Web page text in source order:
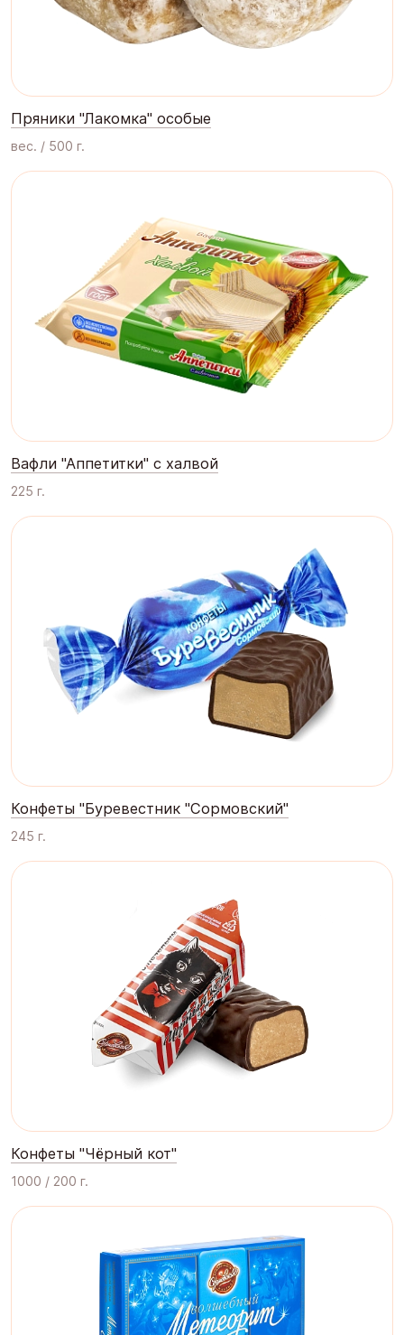
Пряники "Лакомка" особые
вес. / 500 г.
Вафли "Аппетитки" с халвой
225 г.
Конфеты "Буревестник "Сормовский"
245 г.
Конфеты "Чёрный кот"
1000 / 200 г.